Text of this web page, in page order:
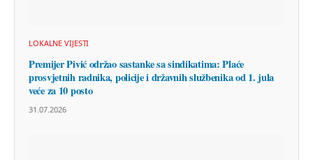
LOKALNE VIJESTI
Premijer Pivić održao sastanke sa sindikatima: Plaće
prosvjetnih radnika, policije i državnih službenika od 1. jula
veće za 10 posto
31.07.2026